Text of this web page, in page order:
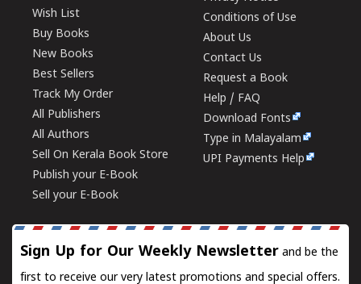
Wish List
Buy Books
New Books
Best Sellers
Track My Order
All Publishers
All Authors
Sell On Kerala Book Store
Publish your E-Book
Sell your E-Book
Conditions of Use
About Us
Contact Us
Request a Book
Help / FAQ
Download Fonts
Type in Malayalam
UPI Payments Help
Sign Up for Our Weekly Newsletter and be the
first to receive our very latest promotions and special offers.